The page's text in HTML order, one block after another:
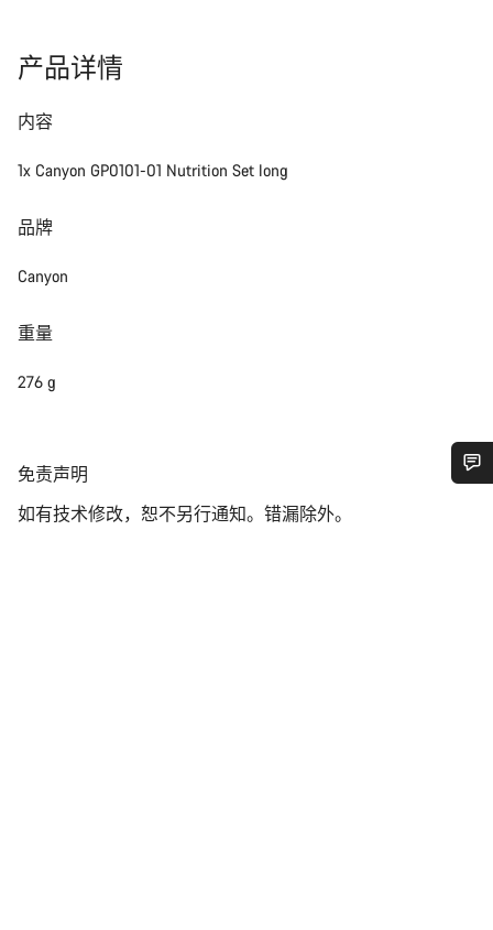
产品详情
内容
1x Canyon GP0101-01 Nutrition Set long
品牌
Canyon
重量
276 g
免
声
免责声明
如有技术修改，恕不另行通知。错漏除外。
您需要帮助吗？